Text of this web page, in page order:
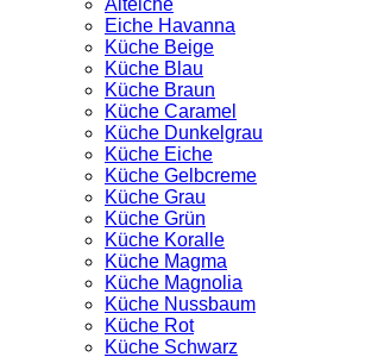
Alteiche
Eiche Havanna
Küche Beige
Küche Blau
Küche Braun
Küche Caramel
Küche Dunkelgrau
Küche Eiche
Küche Gelbcreme
Küche Grau
Küche Grün
Küche Koralle
Küche Magma
Küche Magnolia
Küche Nussbaum
Küche Rot
Küche Schwarz